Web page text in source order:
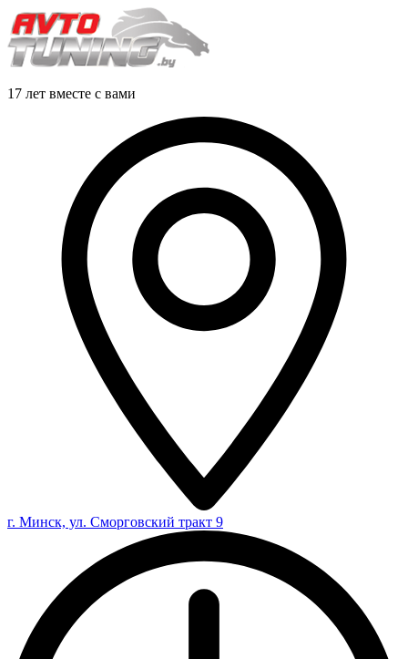
17 лет вместе с вами
г. Минск, ул. Сморговский тракт 9